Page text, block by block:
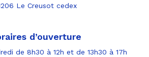
Le Creusot cedex
d’ouverture
de 8h30 à 12h et de 13h30 à 17h